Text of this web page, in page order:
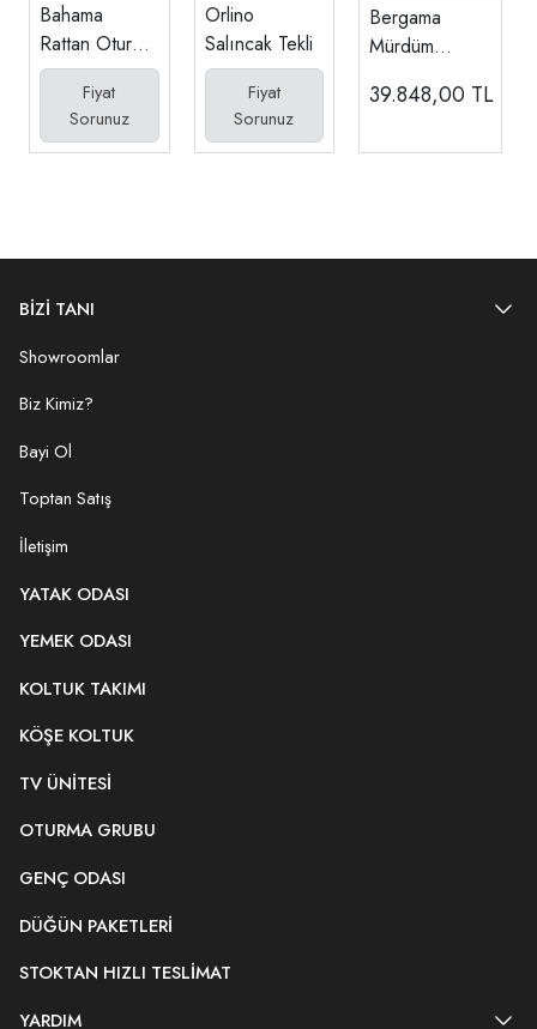
Bahama
Rattan Oturma
Seti (2+1+1
Sehpa)Fiyat
Sorunuz
Orlino
Salıncak Tekli
Fiyat
Sorunuz
Bergama
Mürdüm
39.848,00 TL
BİZİ TANI
Showroomlar
Biz Kimiz?
Bayi Ol
Toptan Satış
İletişim
YATAK ODASI
YEMEK ODASI
KOLTUK TAKIMI
KÖŞE KOLTUK
TV ÜNITESI
OTURMA GRUBU
GENÇ ODASI
DÜĞÜN PAKETLERI
STOKTAN HIZLI TESLIMAT
YARDIM